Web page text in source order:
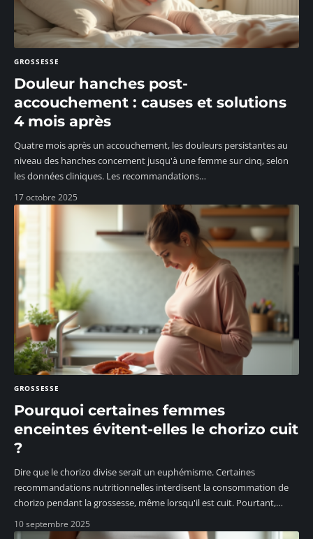
GROSSESSE
Douleur hanches post-
accouchement : causes et solutions
4 mois après
Quatre mois après un accouchement, les douleurs persistantes au
niveau des hanches concernent jusqu'à une femme sur cinq, selon
les données cliniques. Les recommandations…
17 octobre 2025
GROSSESSE
Pourquoi certaines femmes
enceintes évitent-elles le chorizo cuit
?
Dire que le chorizo divise serait un euphémisme. Certaines
recommandations nutritionnelles interdisent la consommation de
chorizo pendant la grossesse, même lorsqu'il est cuit. Pourtant,…
10 septembre 2025